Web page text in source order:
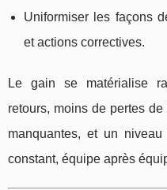
Uniformiser les façons
et actions correctives.
Le gain se matérialise
retours, moins de pertes
manquantes, et un
constant, équipe après